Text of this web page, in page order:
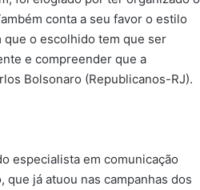
conta a seu favor o estilo
o escolhido tem que ser
e compreender que a
Bolsonaro (Republicanos-RJ).
especialista em comunicação
já atuou nas campanhas dos